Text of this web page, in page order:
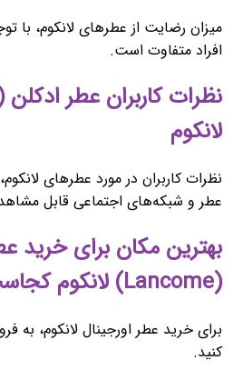
میزان رضایت از عطرهای لانکوم، با
افراد متفاوت است.
لانکوم
نظرات کاربران در مورد عطرهای
عطر و شبکه‌های اجتماعی قابل
بهترین مکان برای خرید
(Lancome) لانکوم کجاست؟
برای خرید عطر اورجینال لانکوم، به
کنید.